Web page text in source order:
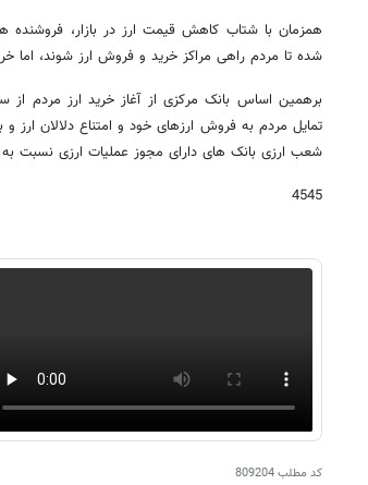
همزمان با شتاب کاهش قیمت ارز در بازار،
شده تا مردم راهی مراکز خرید و فروش ارز شوند، اما
برهمین اساس بانک مرکزی از آغاز خرید ارز مردم از
تمایل مردم به فروش ارزهای خود و امتناع دلالان ارز
شعب ارزی بانک های دارای مجوز عملیات ارزی نسبت
4545
کد مطلب809204